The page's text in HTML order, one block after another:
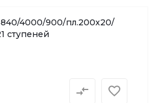
4000/900/пл.200х20/
ступеней